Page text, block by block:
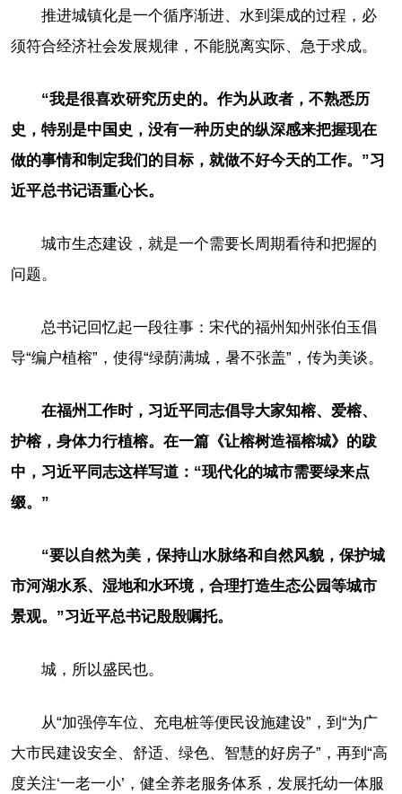
推进城镇化是一个循序渐进、水到渠成的过程，必
须符合经济社会发展规律，不能脱离实际、急于求成。
“我是很喜欢研究历史的。作为从政者，不熟悉历
史，特别是中国史，没有一种历史的纵深感来把握现在
做的事情和制定我们的目标，就做不好今天的工作。”习
近平总书记语重心长。
城市生态建设，就是一个需要长周期看待和把握的
问题。
总书记回忆起一段往事：宋代的福州知州张伯玉倡
导“编户植榕”，使得“绿荫满城，暑不张盖”，传为美谈。
在福州工作时，习近平同志倡导大家知榕、爱榕、
护榕，身体力行植榕。在一篇《让榕树造福榕城》的跋
中，习近平同志这样写道：“现代化的城市需要绿来点
缀。”
“要以自然为美，保持山水脉络和自然风貌，保护城
市河湖水系、湿地和水环境，合理打造生态公园等城市
景观。”习近平总书记殷殷嘱托。
城，所以盛民也。
从“加强停车位、充电桩等便民设施建设”，到“为广
大市民建设安全、舒适、绿色、智慧的好房子”，再到“高
度关注‘一老一小’，健全养老服务体系，发展托幼一体服